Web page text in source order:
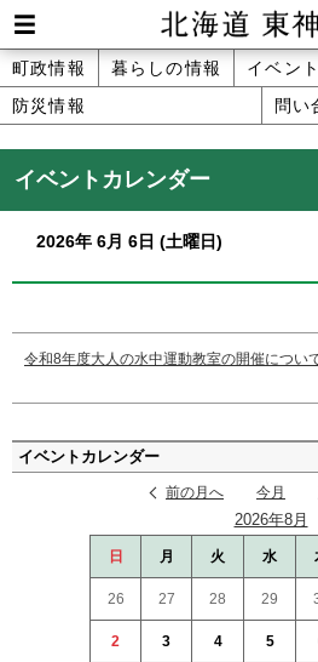
本
文
へ
メ
Men
u
北海道 東神楽町
メ
ニ
ュ
町政情報 暮らしの情報 イベン
防災情報
問い
イベントカレンダー
2026年 6月 6日 (土曜日)
令和8年度大人の水中運動教室の開催につい
ー
ジ
イベントカレンダー
前の月へ 今月
2026年8月
日 月 火 水
26 27 28 29
2 3 4 5